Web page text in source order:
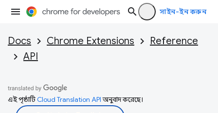
সাইন-ইন করুন
Docs Chrome Extensions
Reference
API
এই পৃষ্ঠাটিCloud Translation APIঅনুবাদ করেছে।